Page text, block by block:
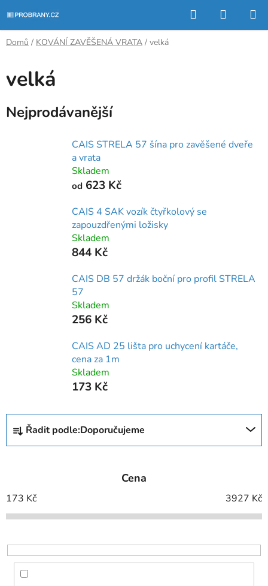
na
obsah
Hledat
KOŠÍK
Domů / KOVÁNÍ ZAVĚŠENÁ VRATA / velká
velká
Nejprodávanější
CAIS STRELA 57 šína pro zavěšené dveře
a vrata
Skladem
od 623 Kč
CAIS 4 SAK vozík čtyřkolový se
zapouzdřenými ložisky
Skladem
844 Kč
CAIS DB 57 držák boční pro profil STRELA
57
Skladem
256 Kč
CAIS AD 25 lišta pro uchycení kartáče,
cena za 1m
Skladem
173 Kč
Ř
z
í
p
o
d
Řadit podle:Doporučujeme
Cena
173 Kč 3927 Kč